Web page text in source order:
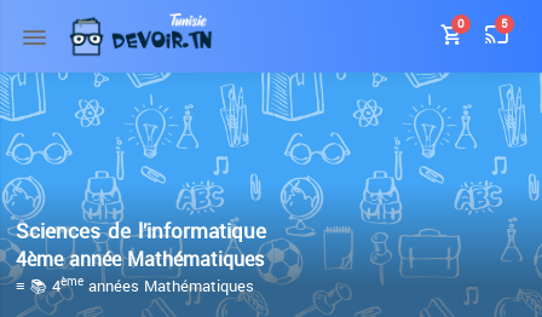
0 5
Sciences de l’informatique
4ème année Mathématiques
≡ 📚 4ème années Mathématiques